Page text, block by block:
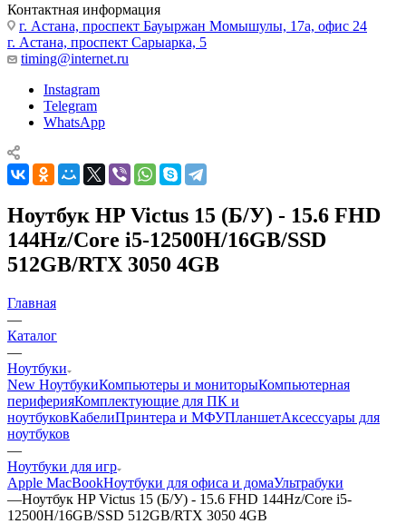
Контактная информация
г. Астана, проспект Бауыржан Момышулы, 17а, офис 24
г. Астана, проспект Сарыарка, 5
timing@internet.ru
Instagram
Telegram
WhatsApp
Ноутбук HP Victus 15 (Б/У) - 15.6 FHD
144Hz/Core i5-12500H/16GB/SSD
512GB/RTX 3050 4GB
Главная
—
Каталог
—
Ноутбуки
New НоутбукиКомпьютеры и мониторыКомпьютерная
периферияКомплектующие для ПК и
ноутбуковКабелиПринтера и МФУПланшетАксессуары для
ноутбуков
—
Ноутбуки для игр
Apple MacBookНоутбуки для офиса и домаУльтрабуки
—Ноутбук HP Victus 15 (Б/У) - 15.6 FHD 144Hz/Core i5-
12500H/16GB/SSD 512GB/RTX 3050 4GB